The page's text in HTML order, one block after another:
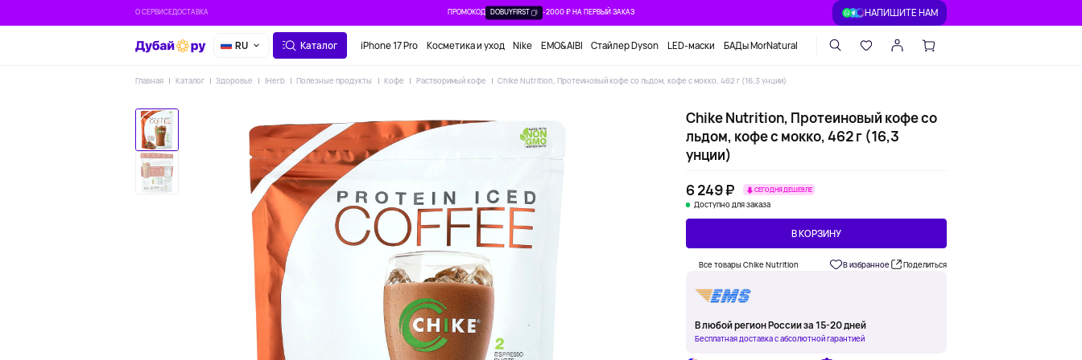
О СЕРВИСЕДОСТАВКА ПРОМОКОД DOBUYFIRST -2000 ₽ НА ПЕРВЫЙ ЗАКАЗ НАПИШИТЕ НАМ
RU Каталог iPhone 17 Pro Косметика и уход Nike EMO&AIBI Стайлер Dyson LED-маски БАДы MorNatural
Главная Каталог Здоровье IHerb Полезные продукты Кофе Растворимый кофе Chike Nutrition, Протеиновый кофе со льдом, кофе с мокко, 462 г (16,3 унции)
Chike Nutrition, Протеиновый кофе со
льдом, кофе с мокко, 462 г (16,3
унции)
6 249 ₽
СЕГОДНЯ ДЕШЕВЛЕ
Доступно для заказа
В КОРЗИНУ
Все товары Chike Nutrition В избранное Поделиться
В любой регион России за 15-20 дней
Бесплатная доставка с абсолютной гарантией